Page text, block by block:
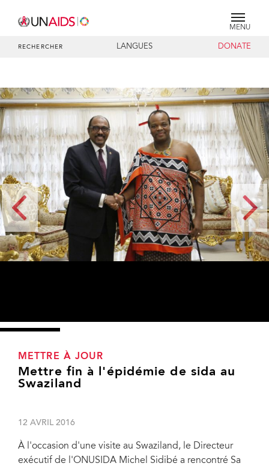
MENU
RECHERCHER LANGUES DONATE
METTRE À JOUR
Mettre fin à l'épidémie de sida au
Swaziland
12 AVRIL 2016
À l'occasion d'une visite au Swaziland, le Directeur
exécutif de l'ONUSIDA Michel Sidibé a rencontré Sa